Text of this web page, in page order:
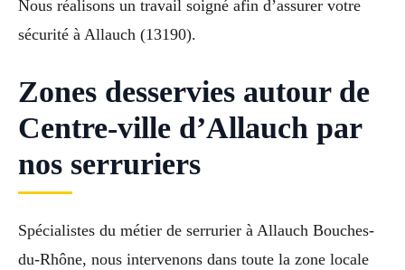
Nous réalisons un travail soigné afin d’assurer votre
sécurité à Allauch (13190).
Zones desservies autour de
Centre-ville d’Allauch par
nos serruriers
Spécialistes du métier de serrurier à Allauch Bouches-
du-Rhône, nous intervenons dans toute la zone locale